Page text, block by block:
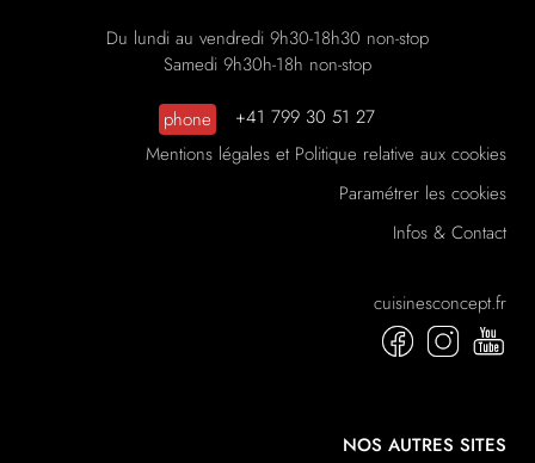
Du lundi au vendredi 9h30-18h30 non-stop
Samedi 9h30h-18h non-stop
phone
+41 799 30 51 27
Mentions légales et Politique relative aux cookies
Paramétrer les cookies
Infos & Contact
cuisinesconcept.fr
NOS AUTRES SITES